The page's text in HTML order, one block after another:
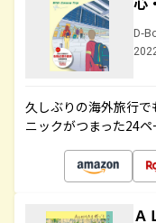
D-
久しぶりの海外旅行
ニックがつまった24
Ａ